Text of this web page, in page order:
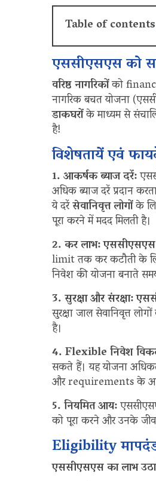
Table of contents
एससीएसएस को
वरिष्ठ नागरिकोंको
नागरिक बचत योजना
डाकघरोंके माध्यम से
है!
विशेषतायें एवं
1. आकर्षक ब्याज दरें:
अधिक ब्याज दरें प्रदान
ये दरेंसेवानिवृत्त लोगोंके
पूरा करने में मदद मिलती है।
2. कर लाभ:एससीएसएस
limit तक कर कटौती के
निवेश की योजना बनाते
3. सुरक्षा और संरक्षा:
सुरक्षा जाल सेवानिवृत्त
है।
4. Flexible निवेश
सकते हैं। यह योजना
और requirements के
5. नियमित आय:
को पूरा करने और उनके
Eligibility
एससीएसएस का लाभ